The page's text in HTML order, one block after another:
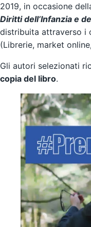
2019, in occasione
Diritti dell’Infanzia e
distribuita attraverso i
(Librerie, market
Gli autori selezionati
copia del libro.